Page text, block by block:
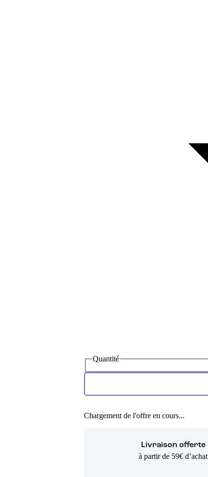
Quantité
Chargement de l'offre en cours...
Livraison offerte
à partir de 59€ d’achat